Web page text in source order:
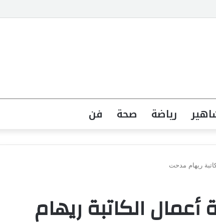
القانونية لخطاب الكراهية تبدأ بتشريع واضح ووعي مجتمعي
رياضة صحة فن
ريهام مدحت
أعمال الكاتبة ريهام